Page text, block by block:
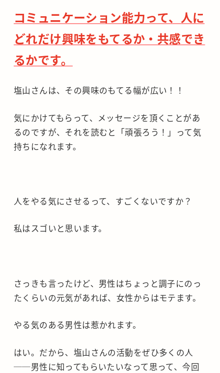
コミュニケーション能力って、人に
どれだけ興味をもてるか・共感でき
るかです。
塩山さんは、その興味のもてる幅が広い！！
気にかけてもらって、メッセージを頂くことがあ
るのですが、それを読むと「頑張ろう！」って気
持ちになれます。
人をやる気にさせるって、すごくないですか？
私はスゴいと思います。
さっきも言ったけど、男性はちょっと調子にのっ
たくらいの元気があれば、女性からはモテます。
やる気のある男性は惹かれます。
はい。だから、塩山さんの活動をぜひ多くの人
──男性に知ってもらいたいなって思って、今回